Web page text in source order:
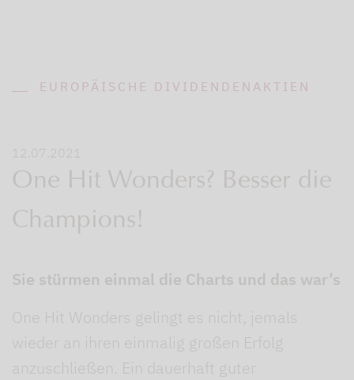
EUROPÄISCHE DIVIDENDENAKTIEN
12.07.2021
One Hit Wonders? Besser die
Champions!
Sie stürmen einmal die Charts und das war’s
One Hit Wonders gelingt es nicht, jemals
wieder an ihren einmalig großen Erfolg
anzuschließen. Ein dauerhaft guter